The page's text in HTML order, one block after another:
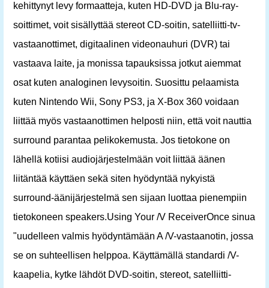
kehittynyt levy formaatteja, kuten HD-DVD ja Blu-ray-
soittimet, voit sisällyttää stereot CD-soitin, satelliitti-tv-
vastaanottimet, digitaalinen videonauhuri (DVR) tai
vastaava laite, ja monissa tapauksissa jotkut aiemmat
osat kuten analoginen levysoitin. Suosittu pelaamista
kuten Nintendo Wii, Sony PS3, ja X-Box 360 voidaan
liittää myös vastaanottimen helposti niin, että voit nauttia
surround parantaa pelikokemusta. Jos tietokone on
lähellä kotiisi audiojärjestelmään voit liittää äänen
liitäntää käyttäen sekä siten hyödyntää nykyistä
surround-äänijärjestelmä sen sijaan luottaa pienempiin
tietokoneen speakers.Using Your /V ReceiverOnce sinua
"uudelleen valmis hyödyntämään A /V-vastaanotin, jossa
se on suhteellisen helppoa. Käyttämällä standardi /V-
kaapelia, kytke lähdöt DVD-soitin, stereot, satelliitti-